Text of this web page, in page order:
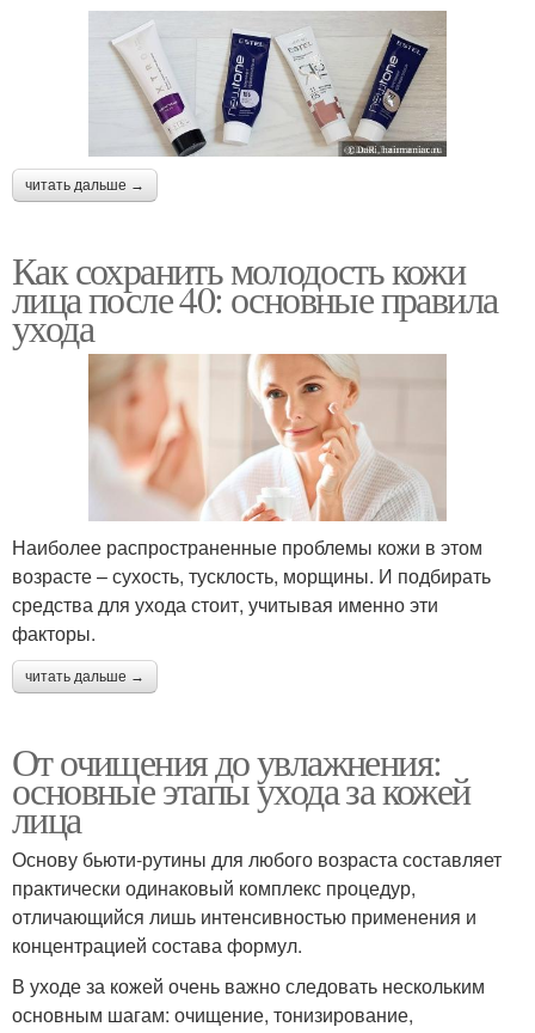
читать дальше →
Как сохранить молодость кожи
лица после 40: основные правила
ухода
Наиболее распространенные проблемы кожи в этом
возрасте – сухость, тусклость, морщины. И подбирать
средства для ухода стоит, учитывая именно эти
факторы.
читать дальше →
От очищения до увлажнения:
основные этапы ухода за кожей
лица
Основу бьюти-рутины для любого возраста составляет
практически одинаковый комплекс процедур,
отличающийся лишь интенсивностью применения и
концентрацией состава формул.
В уходе за кожей очень важно следовать нескольким
основным шагам: очищение, тонизирование,